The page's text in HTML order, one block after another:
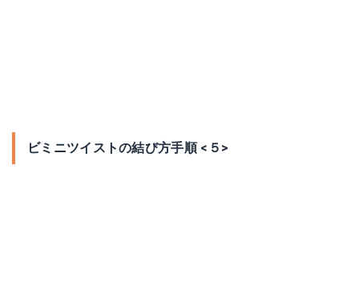
ビミニツイストの結び方手順 <５>